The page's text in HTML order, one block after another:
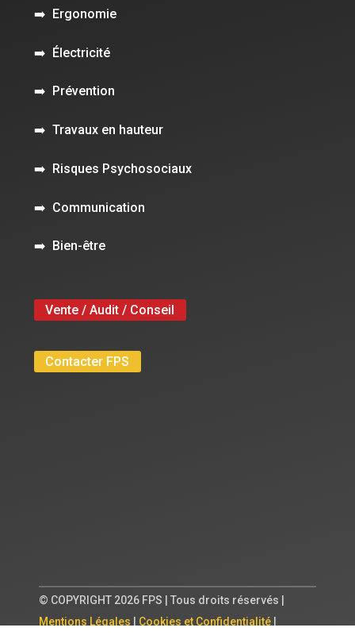
➡️ Ergonomie
➡️ Électricité
➡️ Prévention
➡️ Travaux en hauteur
➡️ Risques Psychosociaux
➡️ Communication
➡️ Bien-être
Vente / Audit / Conseil
Contacter FPS
© COPYRIGHT 2026 FPS | Tous droits réservés |
Mentions Légales
Cookies et Confidentialité